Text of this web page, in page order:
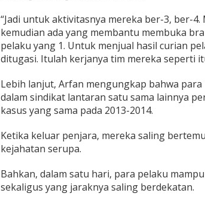
“Jadi untuk aktivitasnya mereka ber-3, ber-
kemudian ada yang membantu membuka
pelaku yang 1. Untuk menjual hasil curian
ditugasi. Itulah kerjanya tim mereka seperti
Lebih lanjut, Arfan mengungkap bahwa
dalam sindikat lantaran satu sama lainnya
kasus yang sama pada 2013-2014.
Ketika keluar penjara, mereka saling
kejahatan serupa.
Bahkan, dalam satu hari, para pelaku
sekaligus yang jaraknya saling berdekatan.